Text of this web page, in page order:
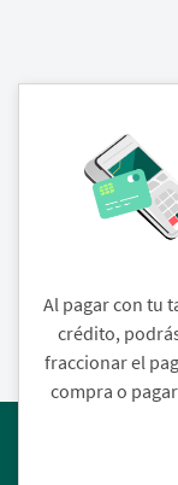
Al pagar con tu
crédito,
fraccionar el
compra o